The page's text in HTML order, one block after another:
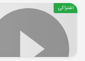
اشتراکی